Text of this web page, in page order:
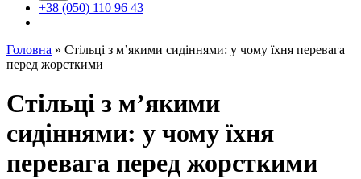
+38 (050) 110 96 43
Головна » Стільці з м’якими сидіннями: у чому їхня перевага
перед жорсткими
Стільці з м’якими
сидіннями: у чому їхня
перевага перед жорсткими